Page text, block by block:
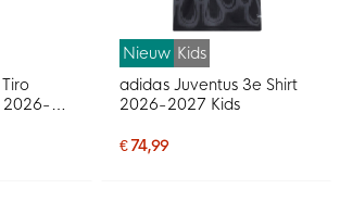
2026-
Nieuw Kids
adidas Juventus 3e Shirt
2026-2027 Kids
€ 74,99